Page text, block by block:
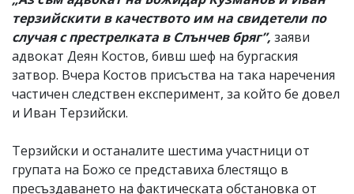
терзийскити в качеството им на свидетели по
случая с престрелката в Слънчев бряг”, заяви
адвокат Деян Костов, бивш шеф на бургаския
затвор. Вчера Костов присъства на така наречения
частичен следствен експеримент, за който бе довел
и Иван Терзийски.
Терзийски и останалите шестима участници от
групата на Божо се представиха блестящо в
пресъздаването на фактическата обстановка от